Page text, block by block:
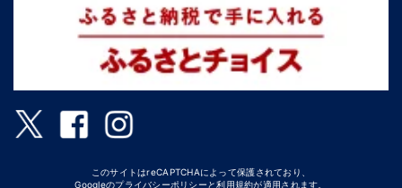
このサイトはreCAPTCHAによって保護されており、
Googleのプライバシーポリシー と利用規約が適用されます。